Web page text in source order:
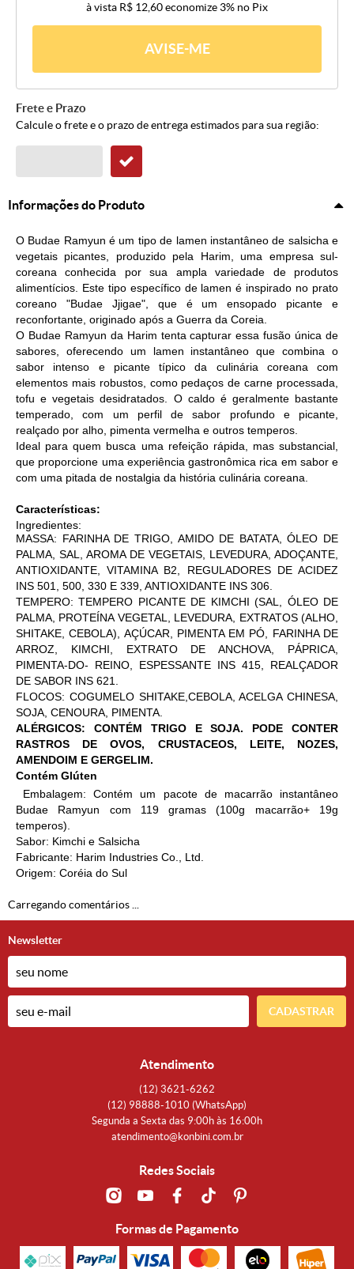
à vista R$ 12,60economize 3% no Pix
AVISE-ME
Frete e Prazo
Calcule o frete e o prazo de entrega estimados para sua região:
Informações do Produto
O Budae Ramyun é um tipo de lamen instantâneo de salsicha e
vegetais picantes, produzido pela Harim, uma empresa sul-
coreana conhecida por sua ampla variedade de produtos
alimentícios. Este tipo específico de lamen é inspirado no prato
coreano "Budae Jjigae", que é um ensopado picante e
reconfortante, originado após a Guerra da Coreia.
O Budae Ramyun da Harim tenta capturar essa fusão única de
sabores, oferecendo um lamen instantâneo que combina o
sabor intenso e picante típico da culinária coreana com
elementos mais robustos, como pedaços de carne processada,
tofu e vegetais desidratados. O caldo é geralmente bastante
temperado, com um perfil de sabor profundo e picante,
realçado por alho, pimenta vermelha e outros temperos.
Ideal para quem busca uma refeição rápida, mas substancial,
que proporcione uma experiência gastronômica rica em sabor e
com uma pitada de nostalgia da história culinária coreana.
Características:
Ingredientes:
MASSA: FARINHA DE TRIGO, AMIDO DE BATATA, ÓLEO DE
PALMA, SAL, AROMA DE VEGETAIS, LEVEDURA, ADOÇANTE,
ANTIOXIDANTE, VITAMINA B2, REGULADORES DE ACIDEZ
INS 501, 500, 330 E 339, ANTIOXIDANTE INS 306.
TEMPERO: TEMPERO PICANTE DE KIMCHI (SAL, ÓLEO DE
PALMA, PROTEÍNA VEGETAL, LEVEDURA, EXTRATOS (ALHO,
SHITAKE, CEBOLA), AÇÚCAR, PIMENTA EM PÓ, FARINHA DE
ARROZ, KIMCHI, EXTRATO DE ANCHOVA, PÁPRICA,
PIMENTA-DO- REINO, ESPESSANTE INS 415, REALÇADOR
DE SABOR INS 621.
FLOCOS: COGUMELO SHITAKE,CEBOLA, ACELGA CHINESA,
SOJA, CENOURA, PIMENTA.
ALÉRGICOS: CONTÉM TRIGO E SOJA. PODE CONTER
RASTROS DE OVOS, CRUSTACEOS, LEITE, NOZES,
AMENDOIM E GERGELIM.
Contém Glúten
Embalagem: Contém um pacote de macarrão instantâneo
Budae Ramyun com 119 gramas (100g macarrão+ 19g
temperos).
Sabor: Kimchi e Salsicha
Fabricante: Harim Industries Co., Ltd.
Origem: Coréia do Sul
Carregando comentários ...
Newsletter
CADASTRAR
Atendimento
(12) 3621-6262
(12) 98888-1010 (WhatsApp)
Segunda a Sexta das 9:00h às 16:00h
atendimento@konbini.com.br
Redes Sociais
Formas de Pagamento